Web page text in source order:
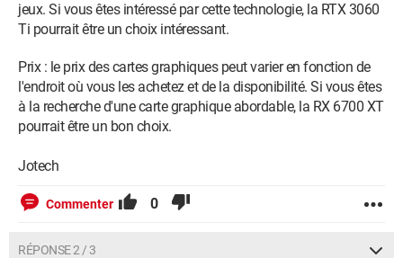
jeux. Si vous êtes intéressé par cette technologie, la RTX 3060
Ti pourrait être un choix intéressant.
Prix : le prix des cartes graphiques peut varier en fonction de
l'endroit où vous les achetez et de la disponibilité. Si vous êtes
à la recherche d'une carte graphique abordable, la RX 6700 XT
pourrait être un bon choix.
Jotech
Commenter 0
RÉPONSE 2 / 3